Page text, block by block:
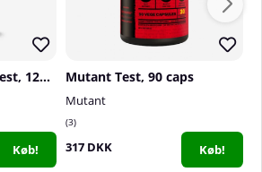
Muscletech Alpha Test, 120 caps
Køb!
Mutant Test, 90 caps
Mutant
3
317 DKK Køb!